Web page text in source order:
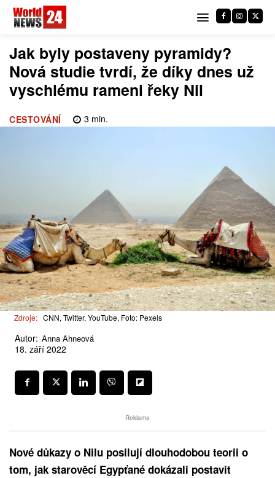
Jak byly postaveny pyramidy?
Nová studie tvrdí, že díky dnes už
vyschlému rameni řeky Nil
CESTOVÁNÍ 3 min.
Zdroje: CNN, Twitter, YouTube, Foto: Pexels
Autor: Anna Ahneová
18. září 2022
Reklama
Nové důkazy o Nilu posilují dlouhodobou teorii o
tom, jak starověcí Egypťané dokázali postavit